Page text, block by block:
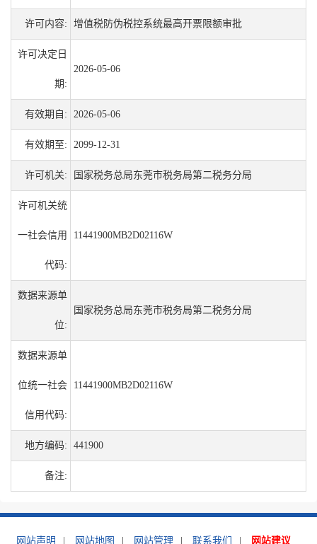
许可内容: 增值税防伪税控系统最高开票限额审批
许可决定日
期:
2026-05-06
有效期自: 2026-05-06
有效期至: 2099-12-31
许可机关: 国家税务总局东莞市税务局第二税务分局
许可机关统
一社会信用
代码:
11441900MB2D02116W
数据来源单
位:
国家税务总局东莞市税务局第二税务分局
数据来源单
位统一社会
信用代码:
11441900MB2D02116W
地方编码: 441900
备注:
网站声明 网站地图 网站管理 联系我们 网站建议